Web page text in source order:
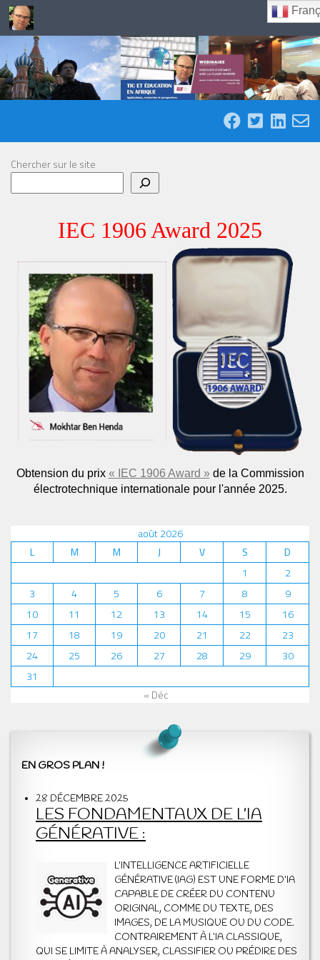
Skip to content
Chercher sur le site
IEC 1906 Award 2025
Obtension du prix « IEC 1906 Award »de la Commission
électrotechnique internationale pour l'année 2025.
août 2026
L
M M J V S
D
1
2
3
4 5 6 7 8
9
10
11 12 13 14 15
16
17
18 19 20 21 22
23
24
25 26 27 28 29
30
31
« Déc
EN GROS PLAN !
28 DÉCEMBRE 2025
LES FONDAMENTAUX DE L’IA
GÉNÉRATIVE :
L’INTELLIGENCE ARTIFICIELLE
GÉNÉRATIVE (IAG) EST UNE FORME D’IA
CAPABLE DE CRÉER DU CONTENU
ORIGINAL, COMME DU TEXTE, DES
IMAGES, DE LA MUSIQUE OU DU CODE.
CONTRAIREMENT À L’IA CLASSIQUE,
QUI SE LIMITE À ANALYSER, CLASSIFIER OU PRÉDIRE DES